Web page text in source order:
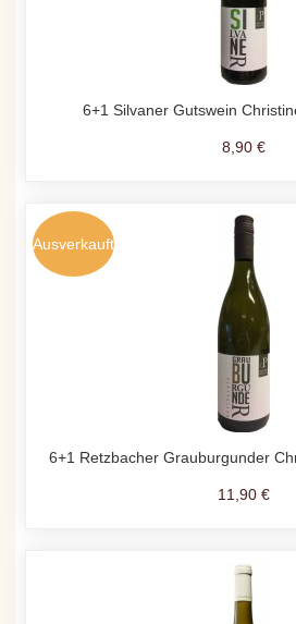
6+1 Silvaner Gutswein
8,90 €
Ausverkauft
6+1 Retzbacher Grauburgunder
11,90 €